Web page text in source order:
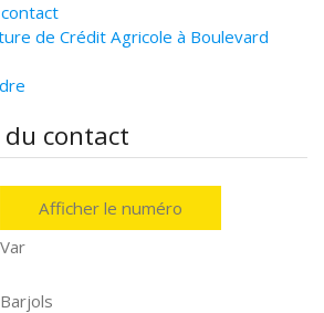
de Crédit Agricole à Boulevard
du contact
Afficher le numéro
Var
Barjols